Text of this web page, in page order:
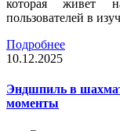
которая живет
пользователей в
Подробнее
10.12.2025
Эндшпиль в
моменты